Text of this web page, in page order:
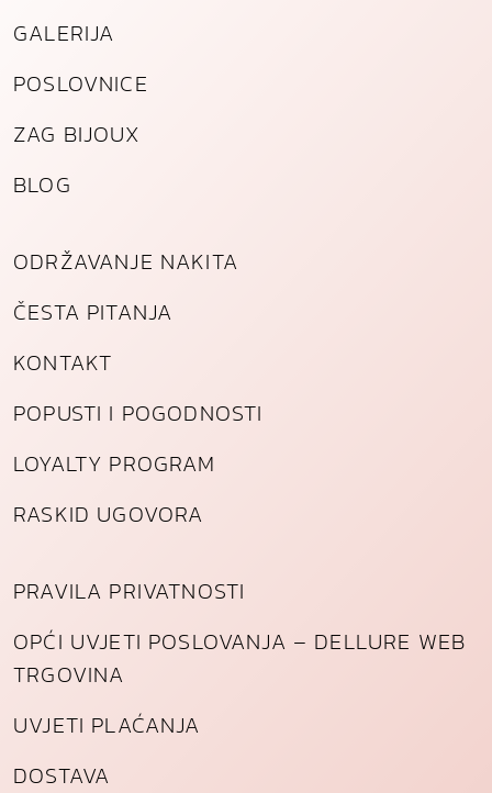
GALERIJA
POSLOVNICE
ZAG BIJOUX
BLOG
ODRŽAVANJE NAKITA
ČESTA PITANJA
KONTAKT
POPUSTI I POGODNOSTI
LOYALTY PROGRAM
RASKID UGOVORA
PRAVILA PRIVATNOSTI
OPĆI UVJETI POSLOVANJA – DELLURE WEB
TRGOVINA
UVJETI PLAĆANJA
DOSTAVA